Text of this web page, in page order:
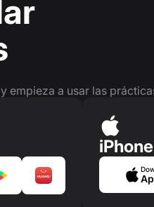
y empieza a usar las
iPhone